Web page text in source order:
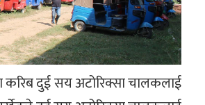
करिब दुई सय अटोरिक्सा चालकलाई